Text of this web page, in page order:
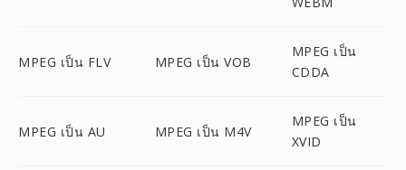
MPEG เป็น FLV MPEG เป็น VOB
MPEG เป็น
CDDA
MPEG เป็น AU MPEG เป็น M4V
MPEG เป็น
XVID